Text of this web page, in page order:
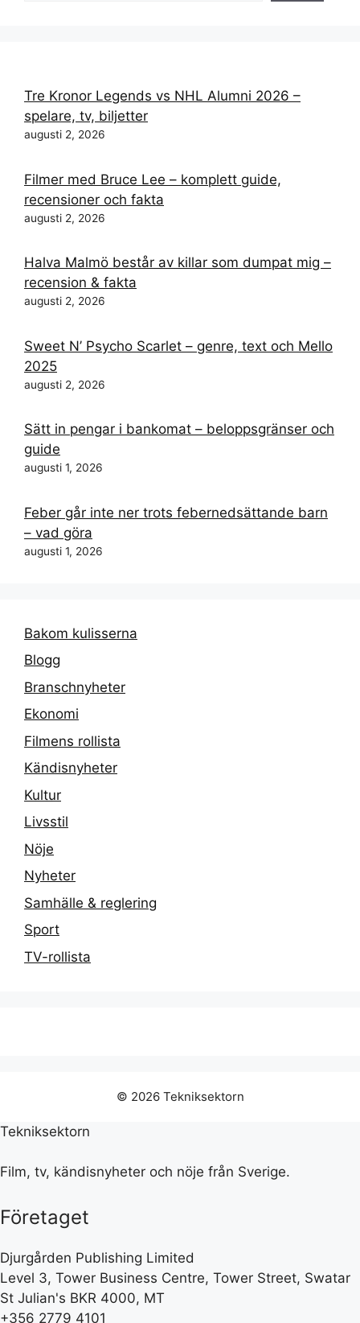
Tre Kronor Legends vs NHL Alumni 2026 –
spelare, tv, biljetter
augusti 2, 2026
Filmer med Bruce Lee – komplett guide,
recensioner och fakta
augusti 2, 2026
Halva Malmö består av killar som dumpat mig –
recension & fakta
augusti 2, 2026
Sweet N’ Psycho Scarlet – genre, text och Mello
2025
augusti 2, 2026
Sätt in pengar i bankomat – beloppsgränser och
guide
augusti 1, 2026
Feber går inte ner trots febernedsättande barn
– vad göra
augusti 1, 2026
Bakom kulisserna
Blogg
Branschnyheter
Ekonomi
Filmens rollista
Kändisnyheter
Kultur
Livsstil
Nöje
Nyheter
Samhälle & reglering
Sport
TV-rollista
© 2026 Tekniksektorn
Tekniksektorn
Film, tv, kändisnyheter och nöje från Sverige.
Företaget
Djurgården Publishing Limited
Level 3, Tower Business Centre, Tower Street, Swatar
St Julian's BKR 4000, MT
+356 2779 4101